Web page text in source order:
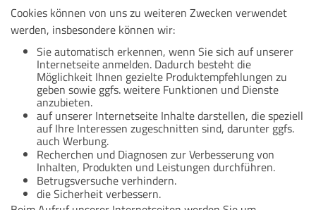
Cookies können von uns zu weiteren Zwecken verwendet
werden, insbesondere können wir:
Sie automatisch erkennen, wenn Sie sich auf unserer
Internetseite anmelden. Dadurch besteht die
Möglichkeit Ihnen gezielte Produktempfehlungen zu
geben sowie ggfs. weitere Funktionen und Dienste
anzubieten.
auf unserer Internetseite Inhalte darstellen, die speziell
auf Ihre Interessen zugeschnitten sind, darunter ggfs.
auch Werbung.
Recherchen und Diagnosen zur Verbesserung von
Inhalten, Produkten und Leistungen durchführen.
Betrugsversuche verhindern.
die Sicherheit verbessern.